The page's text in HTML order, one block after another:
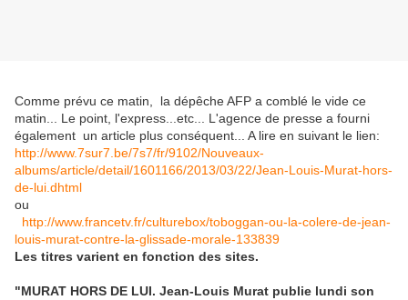
Comme prévu ce matin, la dépêche AFP a comblé le vide ce
matin... Le point, l'express...etc... L'agence de presse a fourni
également un article plus conséquent... A lire en suivant le lien:
http://www.7sur7.be/7s7/fr/9102/Nouveaux-
albums/article/detail/1601166/2013/03/22/Jean-Louis-Murat-hors-
de-lui.dhtml
ou
http://www.francetv.fr/culturebox/toboggan-ou-la-colere-de-jean-
louis-murat-contre-la-glissade-morale-133839
Les titres varient en fonction des sites.
"MURAT HORS DE LUI. Jean-Louis Murat publie lundi son